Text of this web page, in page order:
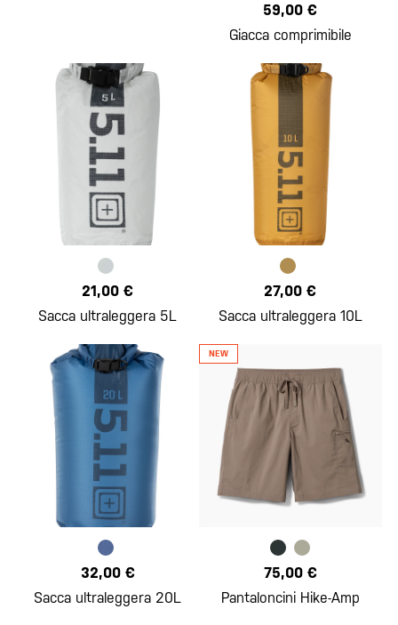
59,00 €
Giacca comprimibile
21,00 €
Sacca ultraleggera 5L
27,00 €
Sacca ultraleggera 10L
32,00 €
Sacca ultraleggera 20L
75,00 €
Pantaloncini Hike-Amp